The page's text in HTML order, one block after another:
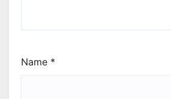
Name *